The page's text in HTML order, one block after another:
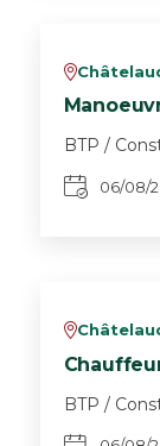
v
BTP /
06/08/
v
BTP /